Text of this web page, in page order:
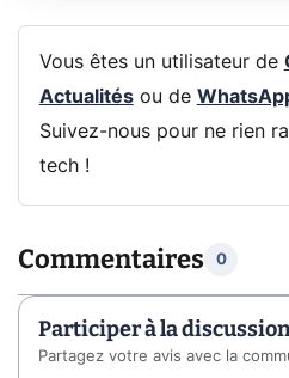
Vous êtes un utilisateur de
Actualitésou de
Suivez-nous pour ne rien
tech !
Commentaires 0
Participer à la
Partagez votre avis avec la